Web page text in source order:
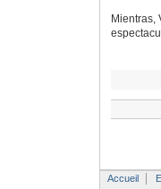
Mientras,
Accueil